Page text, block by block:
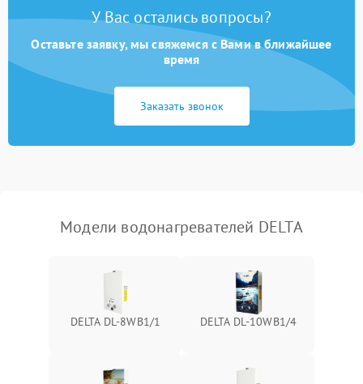
У Вас остались вопросы?
Оставьте заявку, мы свяжемся с Вами в ближайшее
время
Заказать звонок
Модели водонагревателей DELTA
DELTA DL-8WB1/1 DELTA DL-10WB1/4